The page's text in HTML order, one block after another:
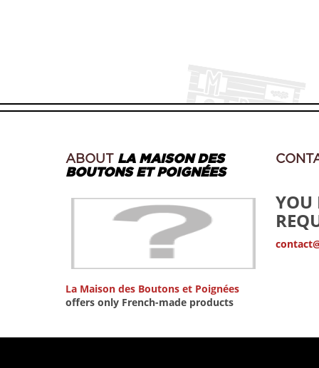
ABOUT LA MAISON DES
BOUTONS ET POIGNÉES
La Maison des Boutons et Poignées
offers only French-made products
YOU